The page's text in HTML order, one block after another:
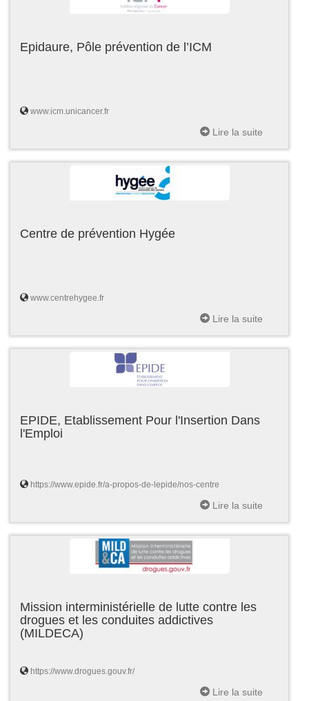
Epidaure, Pôle prévention de l’ICM
www.icm.unicancer.fr
Lire la suite
Centre de prévention Hygée
www.centrehygee.fr
Lire la suite
EPIDE, Etablissement Pour l'Insertion Dans
l'Emploi
https://www.epide.fr/a-propos-de-lepide/nos-centre
Lire la suite
Mission interministérielle de lutte contre les
drogues et les conduites addictives
(MILDECA)
https://www.drogues.gouv.fr/
Lire la suite